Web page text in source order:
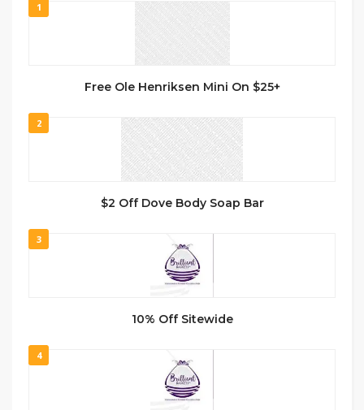
1
Free Ole Henriksen Mini On $25+
2
$2 Off Dove Body Soap Bar
3
10% Off Sitewide
4